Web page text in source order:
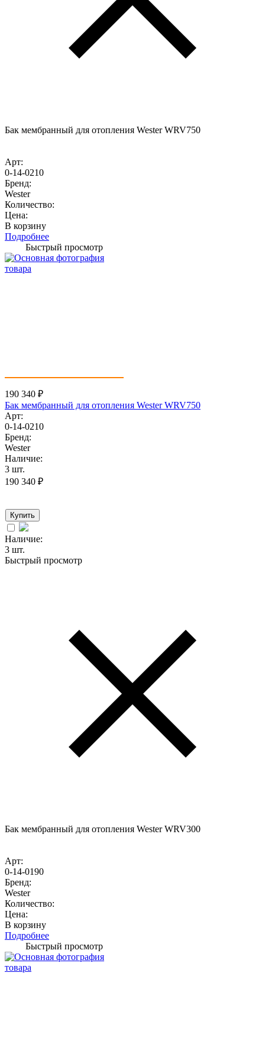
Бак мембранный для отопления Wester WRV750
Арт:
0-14-0210
Бренд:
Wester
Количество:
Цена:
В корзину
Подробнее
Быстрый просмотр
190 340 ₽
Бак мембранный для отопления Wester WRV750
Арт:
0-14-0210
Бренд:
Wester
Наличие:
3 шт.
190 340 ₽
Купить
Наличие:
3 шт.
Быстрый просмотр
Бак мембранный для отопления Wester WRV300
Арт:
0-14-0190
Бренд:
Wester
Количество:
Цена:
В корзину
Подробнее
Быстрый просмотр